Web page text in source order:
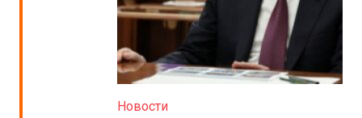
Новости